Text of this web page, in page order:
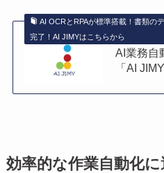
AI OCRとRPAが標準搭載！書類の
完了！AI JIMYはこちらから
AI業務自
「AI JIMY
効率的な作業自動化